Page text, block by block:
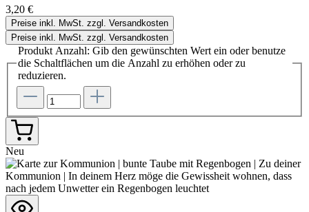
3,20 €
Preise inkl. MwSt. zzgl. Versandkosten
Preise inkl. MwSt. zzgl. Versandkosten
Produkt Anzahl: Gib den gewünschten Wert ein oder benutze
die Schaltflächen um die Anzahl zu erhöhen oder zu
reduzieren.
Neu